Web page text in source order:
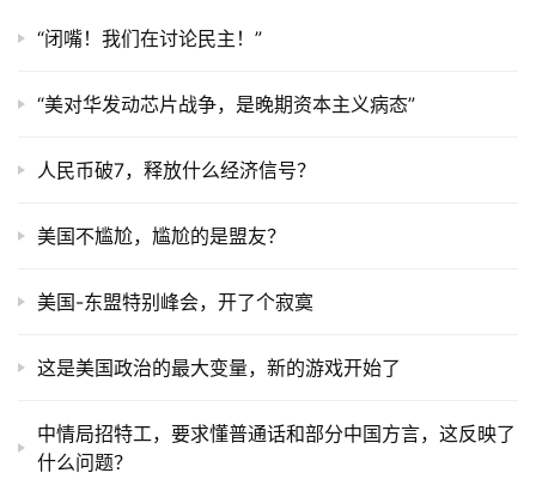
“闭嘴！我们在讨论民主！”
“美对华发动芯片战争，是晚期资本主义病态”
人民币破7，释放什么经济信号？
美国不尴尬，尴尬的是盟友？
美国-东盟特别峰会，开了个寂寞
这是美国政治的最大变量，新的游戏开始了
中情局招特工，要求懂普通话和部分中国方言，这反映了
什么问题？